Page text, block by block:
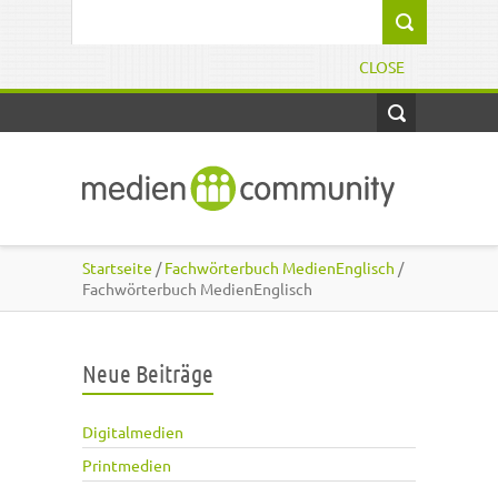
CLOSE
Startseite /Fachwörterbuch MedienEnglisch /
Fachwörterbuch MedienEnglisch
Neue Beiträge
Digitalmedien
Printmedien